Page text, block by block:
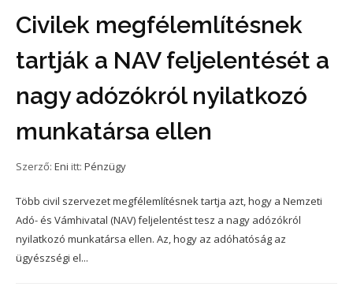
Civilek megfélemlítésnek
tartják a NAV feljelentését a
nagy adózókról nyilatkozó
munkatársa ellen
Szerző: Eni itt: Pénzügy
Több civil szervezet megfélemlítésnek tartja azt, hogy a Nemzeti
Adó- és Vámhivatal (NAV) feljelentést tesz a nagy adózókról
nyilatkozó munkatársa ellen. Az, hogy az adóhatóság az
ügyészségi el...